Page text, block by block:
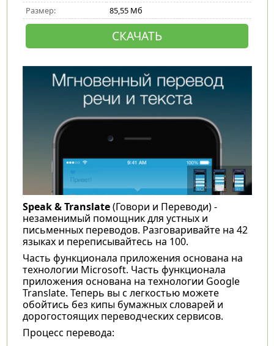
Размер: 85,55 Мб
СКАЧАТЬ
Speak & Translate(Говори и Переводи) -
незаменимый помощник для устных и
письменных переводов. Разговаривайте на 42
языках и переписывайтесь на 100.
Часть функционала приложения основана на
технологии Microsoft. Часть функционала
приложения основана на технологии Google
Translate. Теперь вы с легкостью можете
обойтись без кипы бумажных словарей и
дорогостоящих переводческих сервисов.
Процесс перевода: